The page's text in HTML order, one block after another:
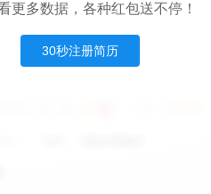
更多数据，各种红包送不停！
30秒注册简历